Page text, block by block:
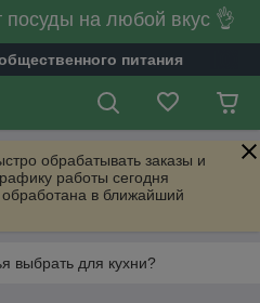
на любой вкус 👌
питания
обрабатывать заказы и
работы сегодня
в ближайший
выбрать для кухни?